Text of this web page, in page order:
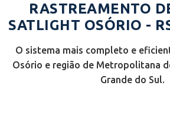
RASTREAMENTO
SATLIGHT OSÓRIO -
O sistema mais completo e
Osório e região de Metropolitana
Grande do Sul.